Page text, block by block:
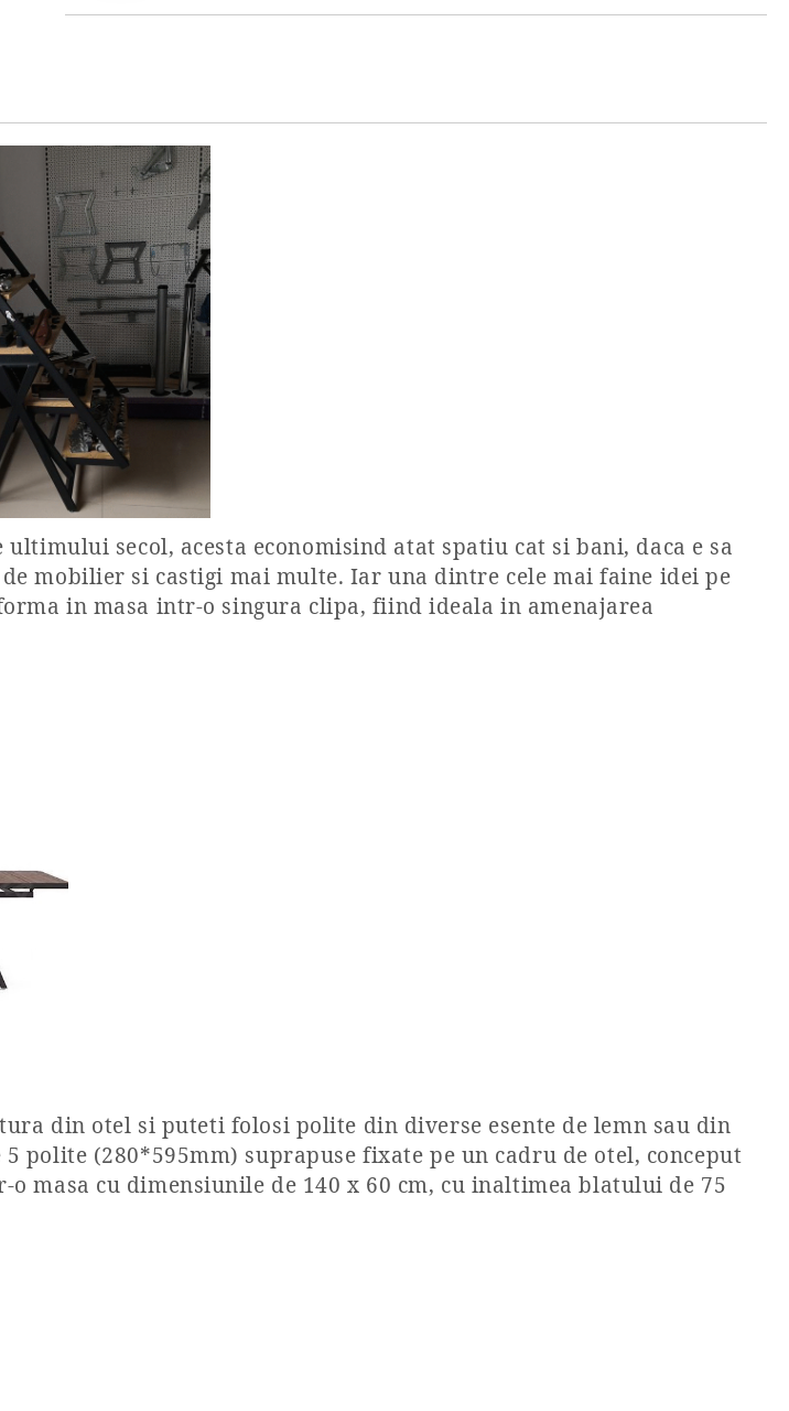
secol, acesta economisind atat spatiu cat si bani, daca e sa
mobilier si castigi mai multe. Iar una dintre cele mai faine idei pe
in masa intr-o singura clipa, fiind ideala in amenajarea
din otel si puteti folosi polite din diverse esente de lemn sau din
(280*595mm) suprapuse fixate pe un cadru de otel, conceput
masa cu dimensiunile de 140 x 60 cm, cu inaltimea blatului de 75